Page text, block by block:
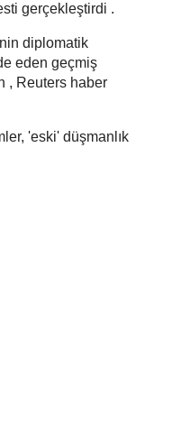
gerçekleştirdi .
diplomatik
eden geçmiş
, Reuters haber
'eski' düşmanlık